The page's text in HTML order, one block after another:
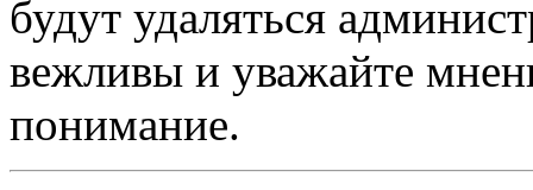
будут удаляться
вежливы и уважайте
понимание.